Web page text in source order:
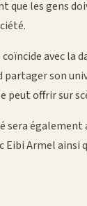
que les gens
avec la
partager son
peut offrir sur
sera également
Eibi Armel